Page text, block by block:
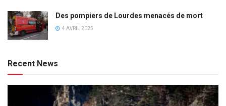
Des pompiers de Lourdes menacés de mort
4 AVRIL 2025
Recent News